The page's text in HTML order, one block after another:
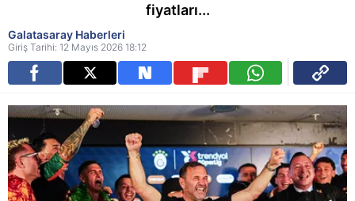
fiyatları...
Galatasaray Haberleri
Giriş Tarihi: 12 Mayıs 2026 18:12